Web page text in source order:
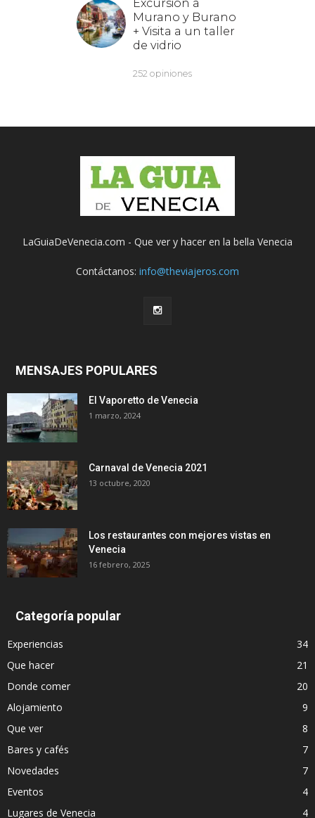
LaGuiaDeVenecia.com - Que ver y hacer en la bella Venecia
Contáctanos: info@theviajeros.com
MENSAJES POPULARES
El Vaporetto de Venecia
1 marzo, 2024
Carnaval de Venecia 2021
13 octubre, 2020
Los restaurantes con mejores vistas en
Venecia
16 febrero, 2025
Categoría popular
Experiencias
34
Que hacer
21
Donde comer
20
Alojamiento
9
Que ver
8
Bares y cafés
7
Novedades
7
Eventos
4
Lugares de Venecia
4